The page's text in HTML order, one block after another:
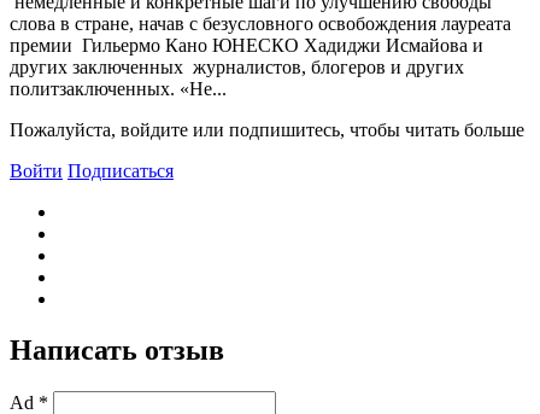
слова в стране, начав с безусловного освобождения лауреата
премии Гильермо Кано ЮНЕСКО Хадиджи Исмайова и
других заключенных журналистов, блогеров и других
политзаключенных. «Не...
Пожалуйста, войдите или подпишитесь, чтобы читать больше
Войти Подписаться
Написать отзыв
Ad *